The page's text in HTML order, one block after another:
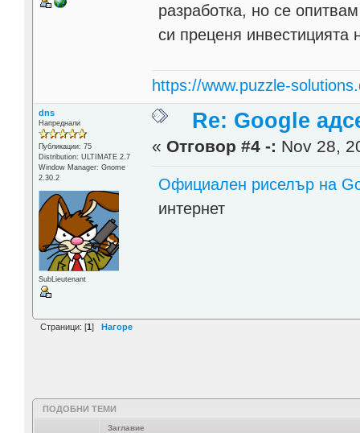
разработка, но се
си преценя инвестицията
https://www.puzzle-
dns
Напреднали
Публикации: 75
Distribution: ULTIMATE 2.7
Window Manager: Gnome
2.30.2
SubLieutenant
Re: Google
« Отговор #4 -: Nov 28,
Официален риселър на
интернет
Страници: [1 ] Нагоре
ПОДОБНИ ТЕМИ
Заглавие